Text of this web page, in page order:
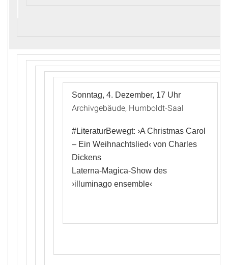
Sonntag, 4. Dezember, 17 Uhr
Archivgebäude, Humboldt-Saal
#LiteraturBewegt: ›A Christmas Carol
– Ein Weihnachtslied‹ von Charles
Dickens
Laterna-Magica-Show des
›illuminago ensemble‹